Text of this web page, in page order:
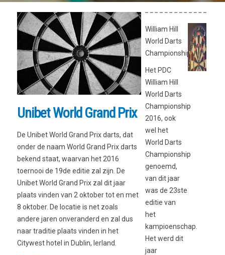
Unibet World Grand Prix
De Unibet World Grand Prix darts, dat
onder de naam World Grand Prix darts
bekend staat, waarvan het 2016
toernooi de 19de editie zal zijn. De
Unibet World Grand Prix zal dit jaar
plaats vinden van 2 oktober tot en met
8 oktober. De locatie is net zoals
andere jaren onveranderd en zal dus
naar traditie plaats vinden in het
Citywest hotel in Dublin, Ierland.
William Hill
World Darts
Championship
Het PDC
William Hill
World Darts
Championship
2016, ook
wel het
World Darts
Championship
genoemd,
van dit jaar
was de 23ste
editie van
het
kampioenschap.
Het werd dit
jaar